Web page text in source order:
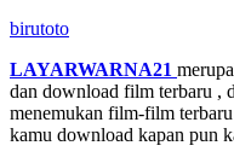
birutoto
LAYARWARNA21
dan download film terbaru ,
menemukan film-film
kamu download kapan pun